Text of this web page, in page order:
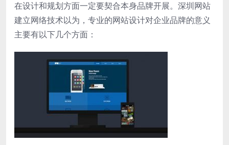
在设计和规划方面一定要契合本身品牌开展。深圳网站
建立网络技术以为，专业的网站设计对企业品牌的意义
主要有以下几个方面：